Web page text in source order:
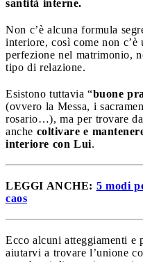
santità interne.
Non c’è alcuna formula
interiore, così come non
perfezione nel matrimonio,
tipo di relazione.
Esistono tuttavia “buone
(ovvero la Messa, i
rosario…), ma per trovare
anche coltivare e
interiore con Lui.
LEGGI ANCHE: 5 modi
caos
Ecco alcuni atteggiamenti e
aiutarvi a trovare l’unione